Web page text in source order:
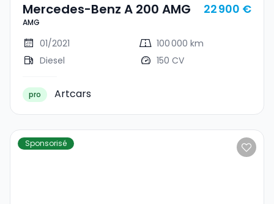
Mercedes-Benz A 200 AMG
AMG
22 900 €
01/2021
100 000 km
Diesel
150 CV
pro Artcars
Sponsorisé